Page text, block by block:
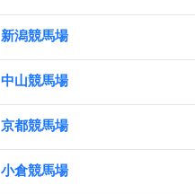
新潟競馬場
中山競馬場
京都競馬場
小倉競馬場